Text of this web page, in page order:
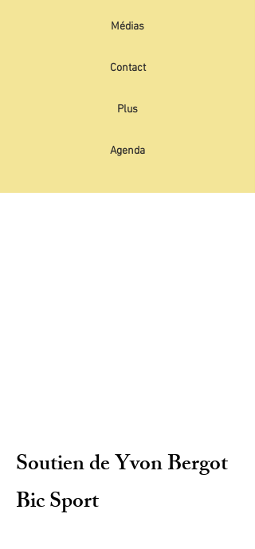
Médias
Contact
Plus
Agenda
Soutien de Yvon Bergot
Bic Sport